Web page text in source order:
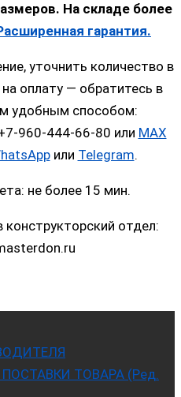
На складе более
гарантия.
уточнить количество в
оплату — обратитесь в
удобным способом:
960-444-66-80 или MAX
или Telegram.
не более 15 мин.
конструкторский отдел:
ТОВАРА (Ред.